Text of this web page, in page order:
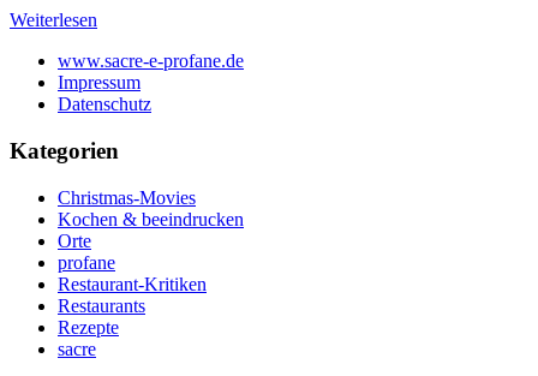
Weiterlesen
www.sacre-e-profane.de
Impressum
Datenschutz
Kategorien
Christmas-Movies
Kochen & beeindrucken
Orte
profane
Restaurant-Kritiken
Restaurants
Rezepte
sacre